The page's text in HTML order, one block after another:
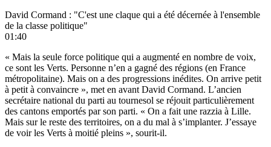
David Cormand : "C'est une claque qui a été décernée à l'ensemble
de la classe politique"
01:40
« Mais la seule force politique qui a augmenté en nombre de voix,
ce sont les Verts. Personne n’en a gagné des régions (en France
métropolitaine). Mais on a des progressions inédites. On arrive petit
à petit à convaincre », met en avant David Cormand. L’ancien
secrétaire national du parti au tournesol se réjouit particulièrement
des cantons emportés par son parti. « On a fait une razzia à Lille.
Mais sur le reste des territoires, on a du mal à s’implanter. J’essaye
de voir les Verts à moitié pleins », sourit-il.